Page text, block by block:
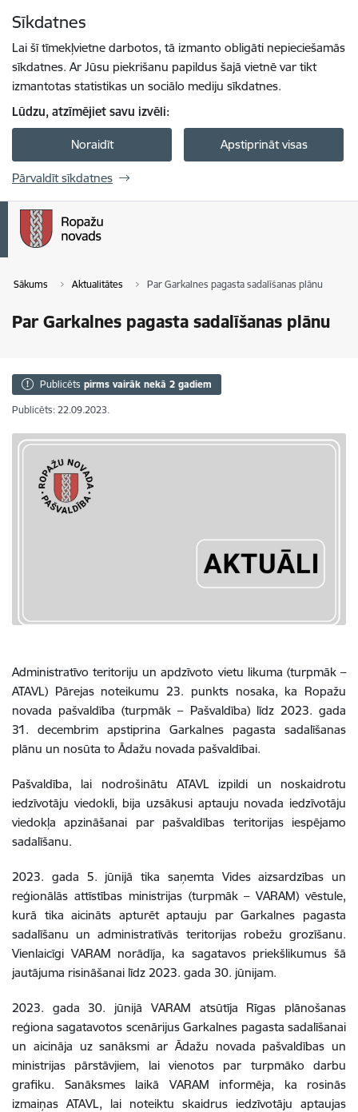
Sīkdatnes
Lai šī tīmekļvietne darbotos, tā izmanto obligāti nepieciešamās
sīkdatnes. Ar Jūsu piekrišanu papildus šajā vietnē var tikt
izmantotas statistikas un sociālo mediju sīkdatnes.
Lūdzu, atzīmējiet savu izvēli:
Noraidīt Apstiprināt visas
Pārvaldīt sīkdatnes
Sākums Aktualitātes Par Garkalnes pagasta sadalīšanas plānu
Par Garkalnes pagasta sadalīšanas plānu
Publicēts pirms vairāk nekā 2 gadiem
Publicēts: 22.09.2023.
Administratīvo teritoriju un apdzīvoto vietu likuma (turpmāk –
ATAVL) Pārejas noteikumu 23. punkts nosaka, ka Ropažu
novada pašvaldība (turpmāk – Pašvaldība) līdz 2023. gada
31. decembrim apstiprina Garkalnes pagasta sadalīšanas
plānu un nosūta to Ādažu novada pašvaldībai.
Pašvaldība, lai nodrošinātu ATAVL izpildi un noskaidrotu
iedzīvotāju viedokli, bija uzsākusi aptauju novada iedzīvotāju
viedokļa apzināšanai par pašvaldības teritorijas iespējamo
sadalīšanu.
2023. gada 5. jūnijā tika saņemta Vides aizsardzības un
reģionālās attīstības ministrijas (turpmāk – VARAM) vēstule,
kurā tika aicināts apturēt aptauju par Garkalnes pagasta
sadalīšanu un administratīvās teritorijas robežu grozīšanu.
Vienlaicīgi VARAM norādīja, ka sagatavos priekšlikumus šā
jautājuma risināšanai līdz 2023. gada 30. jūnijam.
2023. gada 30. jūnijā VARAM atsūtīja Rīgas plānošanas
reģiona sagatavotos scenārijus Garkalnes pagasta sadalīšanai
un aicināja uz sanāksmi ar Ādažu novada pašvaldības un
ministrijas pārstāvjiem, lai vienotos par turpmāko darbu
grafiku. Sanāksmes laikā VARAM informēja, ka rosinās
izmaiņas ATAVL, lai noteiktu skaidrus iedzīvotāju aptaujas